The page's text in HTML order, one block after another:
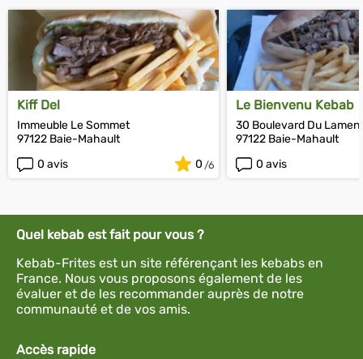
Kiff Del
Immeuble Le Sommet
97122 Baie-Mahault
0 avis
0
Le Bienvenu Kebab
30 Boulevard Du
97122 Baie-Mahault
0 avis
Quel kebab est fait pour vous ?
Kebab-Frites est un site référençant les kebabs en
France. Nous vous proposons également de les
évaluer et de les recommander auprès de notre
communauté et de vos amis.
Accès rapide